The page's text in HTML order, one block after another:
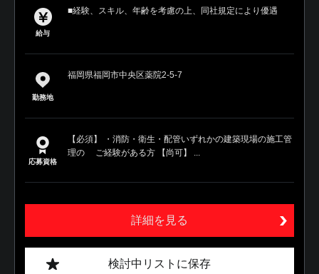
給与
■経験、スキル、年齢を考慮の上、同社規定により優遇
勤務地
福岡県福岡市中央区薬院2-5-7
応募資格
【必須】 ・消防・衛生・配管いずれかの建築現場の施工管
理の ご経験がある方 【尚可】 ...
詳細を見る
検討中リストに保存